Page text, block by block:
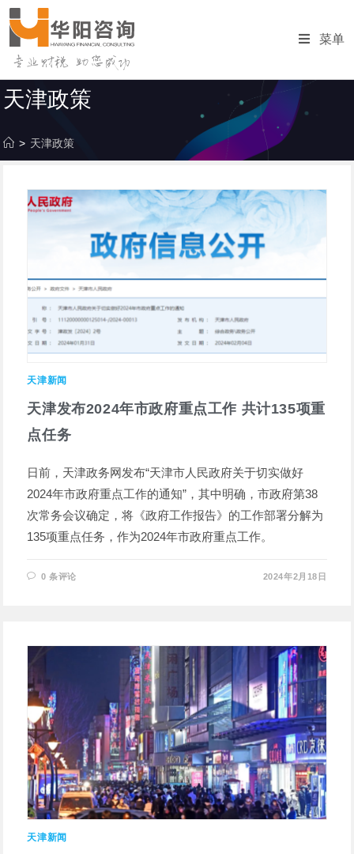
跳
转
至
容
菜单
天津政策
> 天津政策
天津新闻
天津发布2024年市政府重点工作 共计135项重
点任务
日前，天津政务网发布“天津市人民政府关于切实做好
2024年市政府重点工作的通知”，其中明确，市政府第38
次常务会议确定，将《政府工作报告》的工作部署分解为
135项重点任务，作为2024年市政府重点工作。
0 条评论 2024年2月18日
天津新闻